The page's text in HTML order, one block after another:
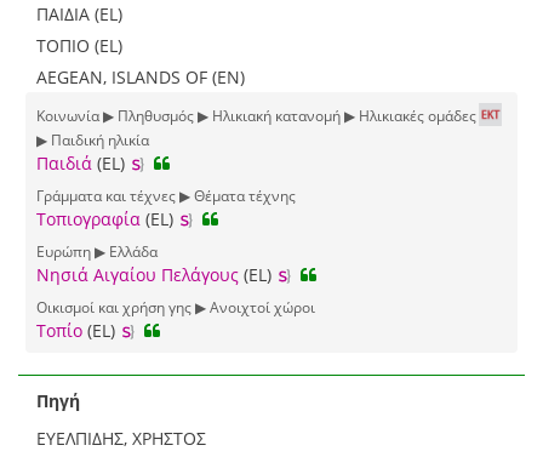
ΠΑΙΔΙΑ (EL)
ΤΟΠΙΟ (EL)
AEGEAN, ISLANDS OF (EN)
Κοινωνία ▶ Πληθυσμός ▶ Ηλικιακή κατανομή ▶ Ηλικιακές ομάδες
▶ Παιδική ηλικία
Παιδιά (EL)
Γράμματα και τέχνες ▶ Θέματα τέχνης
Τοπιογραφία (EL)
Ευρώπη ▶ Ελλάδα
Νησιά Αιγαίου Πελάγους (EL)
Οικισμοί και χρήση γης ▶ Ανοιχτοί χώροι
Τοπίο (EL)
Πηγή
ΕΥΕΛΠΙΔΗΣ, ΧΡΗΣΤΟΣ